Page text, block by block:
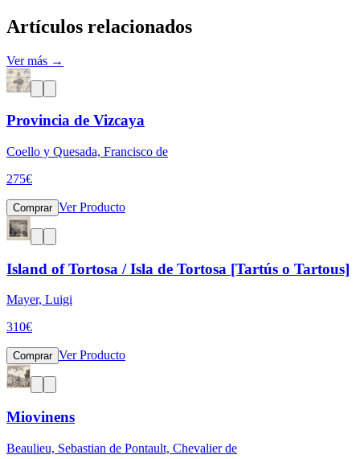
Artículos relacionados
Ver más →
Provincia de Vizcaya
Coello y Quesada, Francisco de
275€
Comprar Ver Producto
Island of Tortosa / Isla de Tortosa [Tartús o Tartous]
Mayer, Luigi
310€
Comprar Ver Producto
Miovinens
Beaulieu, Sebastian de Pontault, Chevalier de